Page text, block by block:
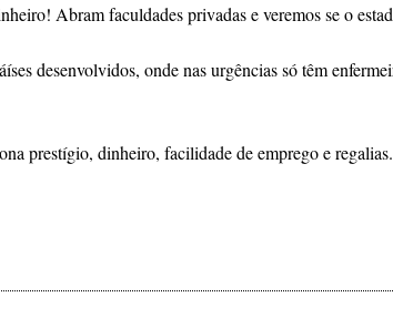
Abram faculdades privadas e veremos se o
desenvolvidos, onde nas urgências só têm
prestígio, dinheiro, facilidade de emprego e